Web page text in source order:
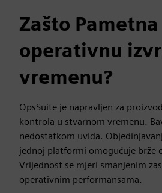
Zašto
operativnu
vremenu?
OpsSuite je napravljen za
kontrola u stvarnom vremenu.
nedostatkom uvida.
jednoj platformi omogućuje brže
Vrijednost se mjeri smanjenim
operativnim performansama.